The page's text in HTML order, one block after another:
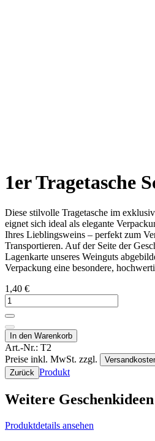
1er Tragetasche
Diese stilvolle Tragetasche im
eignet sich ideal als elegante
Ihres Lieblingsweins – perfekt zum
Transportieren. Auf der Seite der
Lagenkarte unseres Weinguts
Verpackung eine besondere,
1,40 €
In den Warenkorb
Art.-Nr.: T2
Preise inkl. MwSt. zzgl.
Zurück Produkt
Weitere Geschenkideen
Produktdetails ansehen